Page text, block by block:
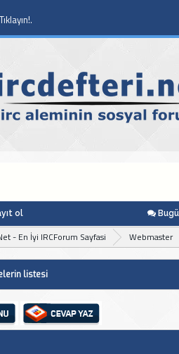
ol
- En İyi IRCForum Sayfasi Webmaster
listesi